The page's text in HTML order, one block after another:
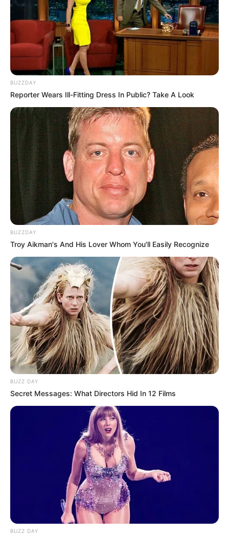
BUZZDAY
Reporter Wears Ill-Fitting Dress In Public? Take A Look
BUZZDAY
Troy Aikman's And His Lover Whom You'll Easily Recognize
BUZZ DAY
Secret Messages: What Directors Hid In 12 Films
BUZZ DAY